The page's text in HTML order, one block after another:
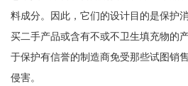
料成分。因此，它们的设计目的是保护
买二手产品或含有不或不卫生填充物的
于保护有信誉的制造商免受那些试图销
侵害。